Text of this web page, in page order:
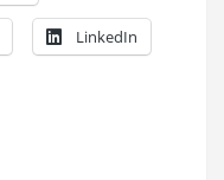
LinkedIn